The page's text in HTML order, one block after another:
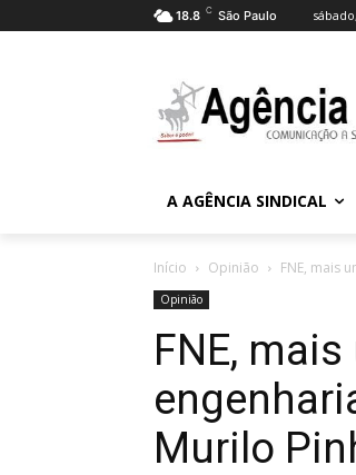
18.8 C São Paulo
A AGÊNCIA SINDICAL
Início Opinião FNE, mais
Opinião
FNE,
Murilo